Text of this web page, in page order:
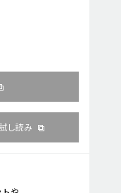
試し読み